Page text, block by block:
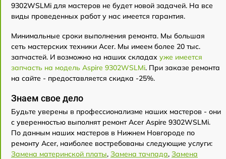
9302WSLMi для мастеров не будет новой задачей. На все
виды проведенных работ у нас имеется гарантия.
Минимальные сроки выполнения ремонта. Мы большая
сеть мастерских техники Acer. Мы имеем более 20 тыс.
запчастей. И возможно на наших складах уже имеется
запчасть на модель Aspire 9302WSLMi. При заказе ремонта
на сайте - предоставляется скидка -25%.
Знаем свое дело
Будьте уверены в профессионализме наших мастеров - они
с уверенностью выполнят ремонт Acer Aspire 9302WSLMi.
По данным наших мастеров в Нижнем Новгороде по
ремонту Acer, наиболее востребованы следующие услуги:
Замена материнской платы, Замена тачпада, Замена